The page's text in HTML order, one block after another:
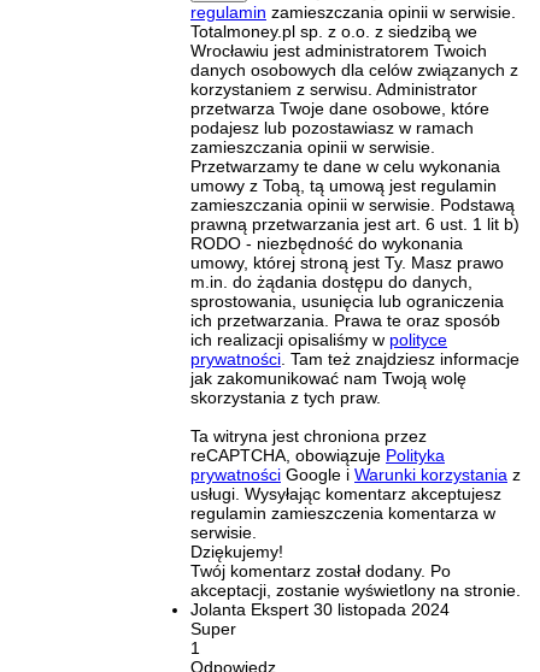
regulamin zamieszczania opinii w serwisie.
Totalmoney.pl sp. z o.o. z siedzibą we
Wrocławiu jest administratorem Twoich
danych osobowych dla celów związanych z
korzystaniem z serwisu. Administrator
przetwarza Twoje dane osobowe, które
podajesz lub pozostawiasz w ramach
zamieszczania opinii w serwisie.
Przetwarzamy te dane w celu wykonania
umowy z Tobą, tą umową jest regulamin
zamieszczania opinii w serwisie. Podstawą
prawną przetwarzania jest art. 6 ust. 1 lit b)
RODO - niezbędność do wykonania
umowy, której stroną jest Ty. Masz prawo
m.in. do żądania dostępu do danych,
sprostowania, usunięcia lub ograniczenia
ich przetwarzania. Prawa te oraz sposób
ich realizacji opisaliśmy w polityce
prywatności . Tam też znajdziesz informacje
jak zakomunikować nam Twoją wolę
skorzystania z tych praw.
Ta witryna jest chroniona przez
reCAPTCHA, obowiązuje Polityka
prywatności Google i Warunki korzystania z
usługi. Wysyłając komentarz akceptujesz
regulamin zamieszczenia komentarza w
serwisie.
Dziękujemy!
Twój komentarz został dodany. Po
akceptacji, zostanie wyświetlony na stronie.
Jolanta Ekspert 30 listopada 2024
Super
1
Odpowiedz